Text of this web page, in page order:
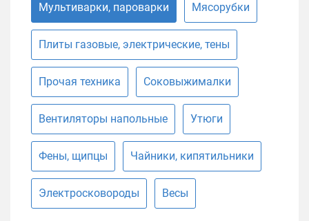
Мультиварки, пароварки Мясорубки
Плиты газовые, электрические, тены
Прочая техника Соковыжималки
Вентиляторы напольные Утюги
Фены, щипцы Чайники, кипятильники
Электросковороды Весы